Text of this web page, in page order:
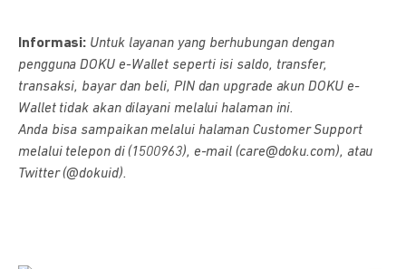
Informasi: Untuk layanan yang berhubungan dengan
pengguna DOKU e-Wallet seperti isi saldo, transfer,
transaksi, bayar dan beli, PIN dan upgrade akun DOKU e-
Wallet tidak akan dilayani melalui halaman ini.
Anda bisa sampaikan melalui halaman Customer Support
melalui telepon di (1500963), e-mail (care@doku.com), atau
Twitter (@dokuid).